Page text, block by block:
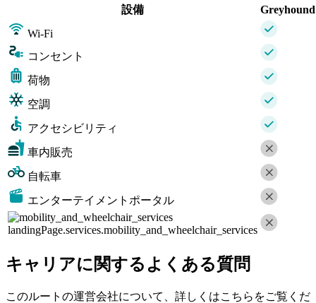
設備
Greyhound
Wi-Fi
コンセント
荷物
空調
アクセシビリティ
車内販売
自転車
エンターテイメントポータル
landingPage.services.mobility_and_wheelchair_services
キャリアに関するよくある質問
このルートの運営会社について、詳しくはこちらをご覧くだ